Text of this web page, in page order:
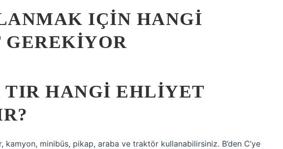
IÇIN HANGI
TIR HANGI EHLIYET
kamyon, minibüs, pikap, araba ve traktör kullanabilirsiniz. B’den C’ye